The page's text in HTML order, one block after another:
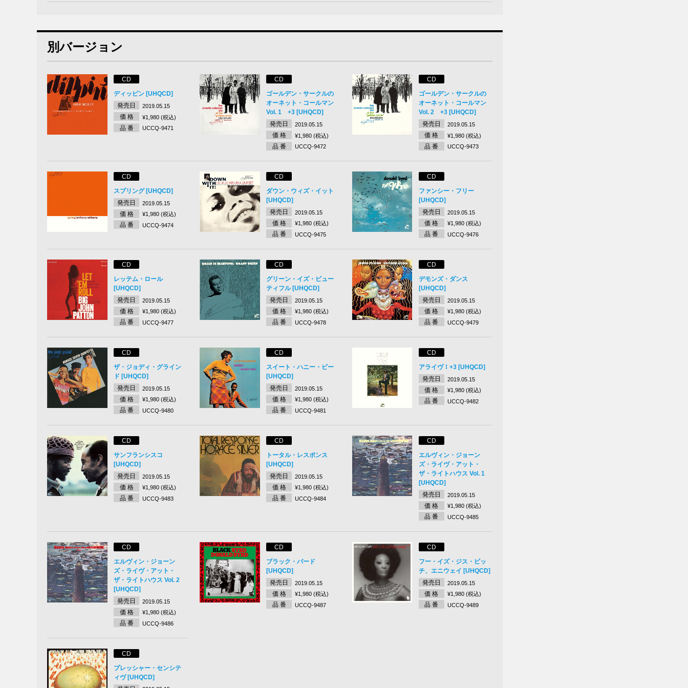
別バージョン
CD
ディッピン [UHQCD]
発売日
2019.05.15
価 格 ¥1,980 (税込)
品 番 UCCQ-9471
CD
ゴールデン・サークルの
オーネット・コールマン
Vol. 1 +3 [UHQCD]
発売日
2019.05.15
価 格 ¥1,980 (税込)
品 番 UCCQ-9472
CD
ゴールデン・サークルの
オーネット・コールマン
Vol. 2 +3 [UHQCD]
発売日
2019.05.15
価 格 ¥1,980 (税込)
品 番 UCCQ-9473
CD
スプリング [UHQCD]
発売日
2019.05.15
価 格 ¥1,980 (税込)
品 番 UCCQ-9474
CD
ダウン・ウィズ・イット
[UHQCD]
発売日
2019.05.15
価 格 ¥1,980 (税込)
品 番 UCCQ-9475
CD
ファンシー・フリー
[UHQCD]
発売日
2019.05.15
価 格 ¥1,980 (税込)
品 番 UCCQ-9476
CD
レッテム・ロール
[UHQCD]
発売日
2019.05.15
価 格 ¥1,980 (税込)
品 番 UCCQ-9477
CD
グリーン・イズ・ビュー
ティフル [UHQCD]
発売日
2019.05.15
価 格 ¥1,980 (税込)
品 番 UCCQ-9478
CD
デモンズ・ダンス
[UHQCD]
発売日
2019.05.15
価 格 ¥1,980 (税込)
品 番 UCCQ-9479
CD
ザ・ジョディ・グライン
ド [UHQCD]
発売日
2019.05.15
価 格 ¥1,980 (税込)
品 番 UCCQ-9480
CD
スイート・ハニー・ビー
[UHQCD]
発売日
2019.05.15
価 格 ¥1,980 (税込)
品 番 UCCQ-9481
CD
アライヴ！+3 [UHQCD]
発売日
2019.05.15
価 格 ¥1,980 (税込)
品 番 UCCQ-9482
CD
サンフランシスコ
[UHQCD]
発売日
2019.05.15
価 格 ¥1,980 (税込)
品 番 UCCQ-9483
CD
トータル・レスポンス
[UHQCD]
発売日
2019.05.15
価 格 ¥1,980 (税込)
品 番 UCCQ-9484
CD
エルヴィン・ジョーン
ズ・ライヴ・アット・
ザ・ライトハウス Vol. 1
[UHQCD]
発売日
2019.05.15
価 格 ¥1,980 (税込)
品 番 UCCQ-9485
CD
エルヴィン・ジョーン
ズ・ライヴ・アット・
ザ・ライトハウス Vol. 2
[UHQCD]
発売日
2019.05.15
価 格 ¥1,980 (税込)
品 番 UCCQ-9486
CD
ブラック・バード
[UHQCD]
発売日
2019.05.15
価 格 ¥1,980 (税込)
品 番 UCCQ-9487
CD
フー・イズ・ジス・ビッ
チ、エニウェイ [UHQCD]
発売日
2019.05.15
価 格 ¥1,980 (税込)
品 番 UCCQ-9489
CD
プレッシャー・センシテ
ィヴ [UHQCD]